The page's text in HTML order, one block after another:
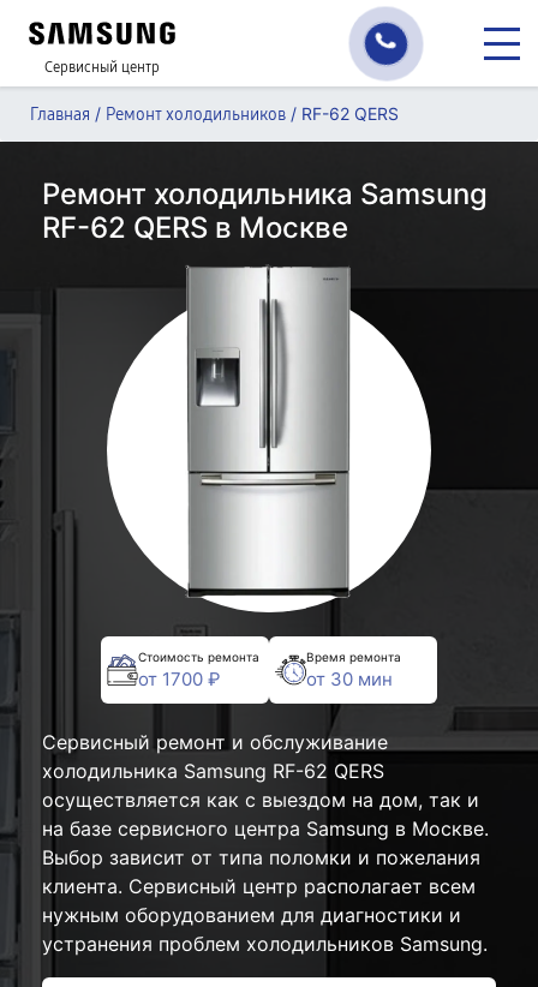
Сервисный центр
Главная / Ремонт холодильников / RF-62 QERS
Ремонт холодильника Samsung
RF-62 QERS в Москве
Стоимость ремонта
от 1700 ₽
Время ремонта
от 30 мин
Сервисный ремонт и обслуживание
холодильника Samsung RF-62 QERS
осуществляется как с выездом на дом, так и
на базе сервисного центра Samsung в Москве.
Выбор зависит от типа поломки и пожелания
клиента. Сервисный центр располагает всем
нужным оборудованием для диагностики и
устранения проблем холодильников Samsung.